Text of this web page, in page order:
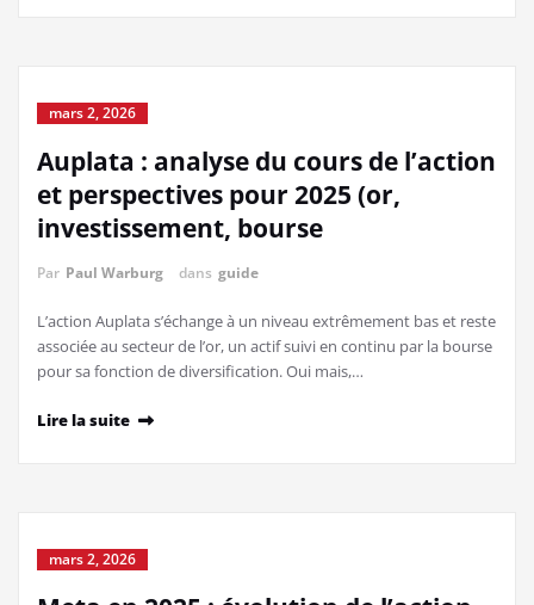
mars 2, 2026
Auplata : analyse du cours de l’action
et perspectives pour 2025 (or,
investissement, bourse
Par Paul Warburg dans guide
L’action Auplata s’échange à un niveau extrêmement bas et reste
associée au secteur de l’or, un actif suivi en continu par la bourse
pour sa fonction de diversification. Oui mais,…
Lire la suite
mars 2, 2026